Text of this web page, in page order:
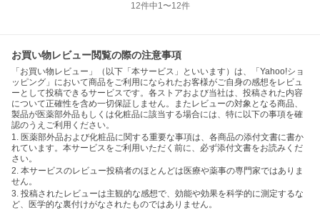
12件中1〜12件
お買い物レビュー閲覧の際の注意事項
「お買い物レビュー」（以下「本サービス」といいます）は、「Yahoo!ショ
ッピング」において商品をご利用になられたお客様がご自身の感想をレビュ
ーとして投稿できるサービスです。各ストアおよび当社は、投稿された内容
について正確性を含め一切保証しません。またレビューの対象となる商品、
製品が医薬部外品もしくは化粧品に該当する場合には、特に以下の事項を確
認のうえご利用ください。
1. 医薬部外品および化粧品に関する重要な事項は、各商品の添付文書に書か
れています。本サービスをご利用いただく前に、必ず添付文書をお読みくだ
さい。
2. 本サービスのレビュー投稿者のほとんどは医療や薬事の専門家ではありま
せん。
3. 投稿されたレビューは主観的な感想で、効能や効果を科学的に測定するな
ど、医学的な裏付けがなされたものではありません。